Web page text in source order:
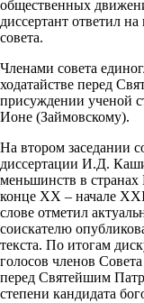
общественных
диссертант ответил
совета.
Членами совета
ходатайстве перед
присуждении ученой
Ионе (Займовскому).
На втором заседании
диссертации И.Д.
меньшинств в
конце XX – начале
слове отметил
соискателю
текста. По итогам
голосов членов
перед Святейшим
степени кандидата